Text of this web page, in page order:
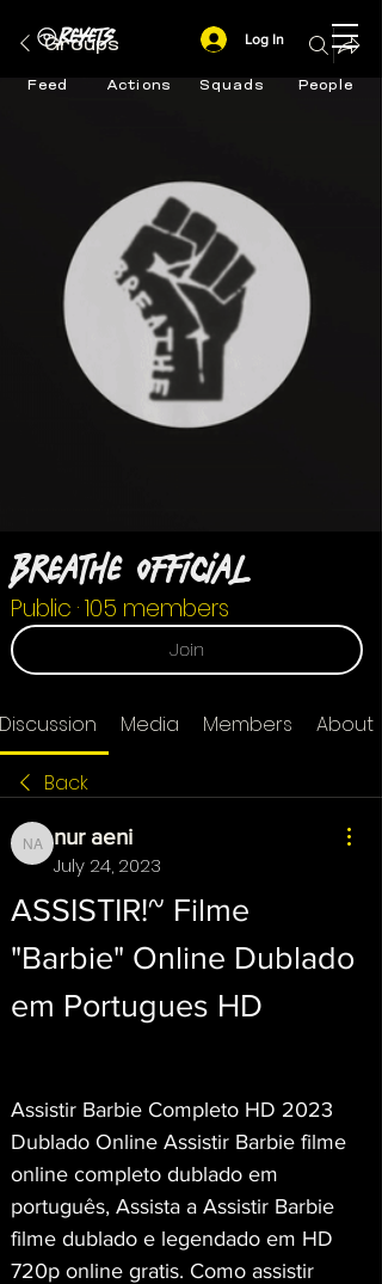
Feed Actions Squads People
Log In
Groups
Breathe Official
Public ·105 members
Join
Discussion Media Members About
Back
nur aeni
nur aeni
July 24, 2023
ASSISTIR!~ Filme
"Barbie" Online Dublado
em Portugues HD
Assistir Barbie Completo HD 2023
Dublado Online Assistir Barbie filme
online completo dublado em
português, Assista a Assistir Barbie
filme dublado e legendado em HD
720p online gratis. Como assistir